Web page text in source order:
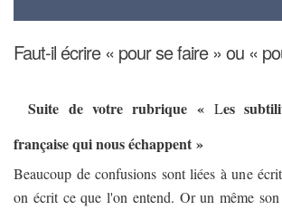
Faut-il écrire « pour se faire » ou «
Suite de votre rubrique « Les
française qui nous échappent »
Beaucoup de confusions sont liées à une
on écrit ce que l'on entend. Or un même